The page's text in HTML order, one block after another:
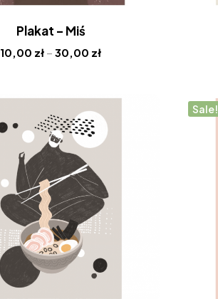
Plakat – Miś
10,00 zł – 30,00 zł
Sale!